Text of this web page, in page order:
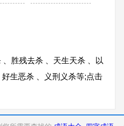
胜残去杀 、天生天杀 、以
生恶杀 、义刑义杀等;点击